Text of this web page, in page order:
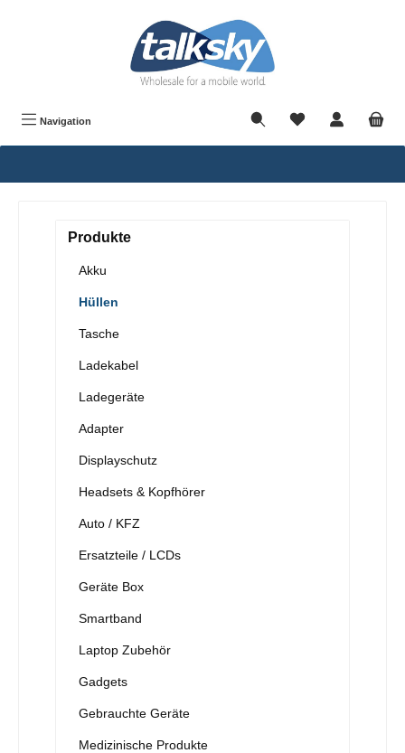
Navigation
Produkte
Akku
Hüllen
Tasche
Ladekabel
Ladegeräte
Adapter
Displayschutz
Headsets & Kopfhörer
Auto / KFZ
Ersatzteile / LCDs
Geräte Box
Smartband
Laptop Zubehör
Gadgets
Gebrauchte Geräte
Medizinische Produkte